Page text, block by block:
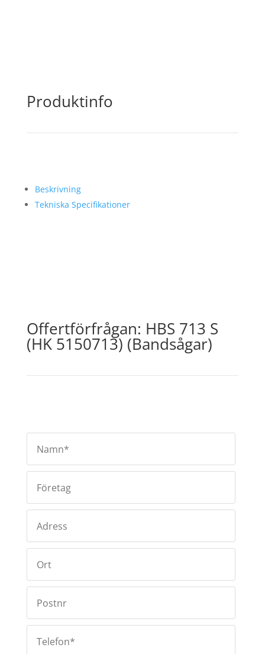
Produktinfo
Beskrivning
Tekniska Specifikationer
Offertförfrågan: HBS 713 S
(HK 5150713) (Bandsågar)